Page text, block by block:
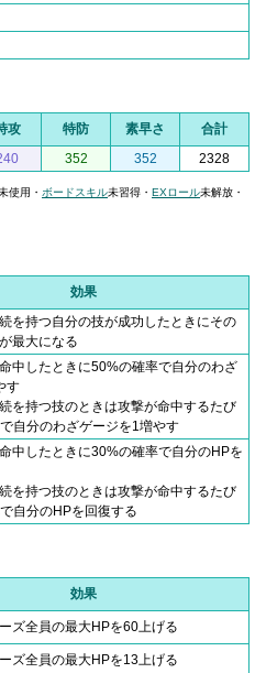
攻 特防 素早さ
合計
352 352 2328
使用・ ボードスキル未習得・ EXロール未解放・
効果
を持つ自分の技が成功したときにその
最大になる
中したときに50%の確率で自分のわざ
す
を持つ技のときは攻撃が命中するたび
自分のわざゲージを1増やす
中したときに30%の確率で自分のHPを
を持つ技のときは攻撃が命中するたび
自分のHPを回復する
効果
ズ全員の最大HPを60上げる
ズ全員の最大HPを13上げる